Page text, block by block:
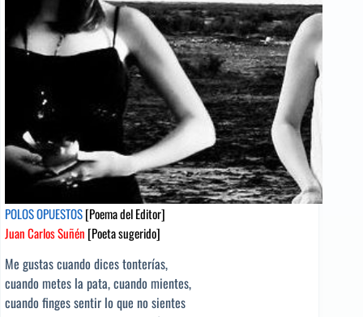
POLOS OPUESTOS[Poema del Editor]
Juan Carlos Suñén [Poeta sugerido]
Me gustas cuando dices tonterías,
cuando metes la pata, cuando mientes,
cuando finges sentir lo que no sientes